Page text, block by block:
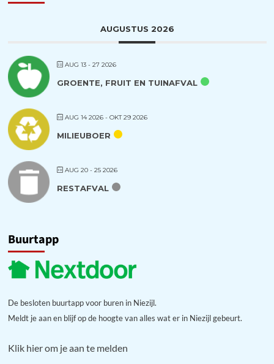
AUGUSTUS 2026
AUG 13 - 27 2026
GROENTE, FRUIT EN TUINAFVAL
AUG 14 2026- OKT 29 2026
MILIEUBOER
AUG 20 - 25 2026
RESTAFVAL
Buurtapp
De besloten buurtapp voor buren in Niezijl.
Meldt je aan en blijf op de hoogte van alles wat er in Niezijl gebeurt.
Klik hier om je aan te melden